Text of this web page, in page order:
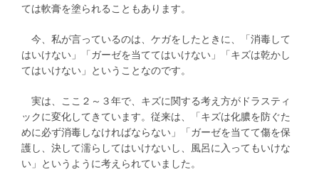
ては軟膏を塗られることもあります。
今、私が言っているのは、ケガをしたときに、「消毒して
はいけない」「ガーゼを当ててはいけない」「キズは乾かし
てはいけない」ということなのです。
実は、ここ２～３年で、キズに関する考え方がドラスティ
ックに変化してきています。従来は、「キズは化膿を防ぐた
めに必ず消毒しなければならない」「ガーゼを当てて傷を保
護し、決して濡らしてはいけないし、風呂に入ってもいけな
い」というように考えられていました。